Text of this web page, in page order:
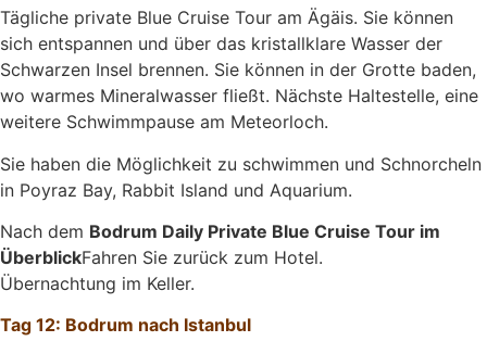
Tägliche private Blue Cruise Tour am Ägäis. Sie können
sich entspannen und über das kristallklare Wasser der
Schwarzen Insel brennen. Sie können in der Grotte baden,
wo warmes Mineralwasser fließt. Nächste Haltestelle, eine
weitere Schwimmpause am Meteorloch.
Sie haben die Möglichkeit zu schwimmen und Schnorcheln
in Poyraz Bay, Rabbit Island und Aquarium.
Nach dem Bodrum Daily Private Blue Cruise Tour im
ÜberblickFahren Sie zurück zum Hotel.
Übernachtung im Keller.
Tag 12: Bodrum nach Istanbul